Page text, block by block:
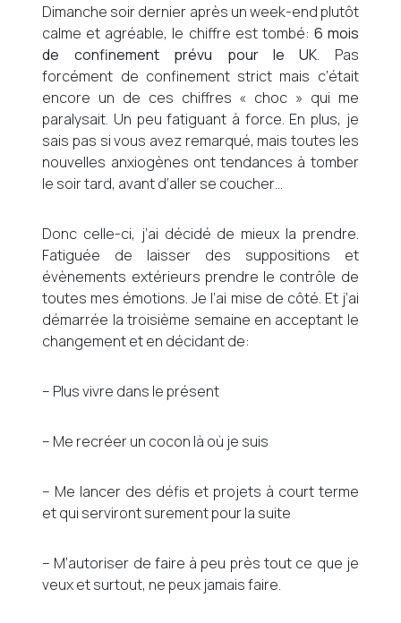
Dimanche soir dernier après un week-end plutôt
calme et agréable, le chiffre est tombé: 6 mois
de confinement prévu pour le UK. Pas
forcément de confinement strict mais c’était
encore un de ces chiffres « choc » qui me
paralysait. Un peu fatiguant à force. En plus, je
sais pas si vous avez remarqué, mais toutes les
nouvelles anxiogènes ont tendances à tomber
le soir tard, avant d’aller se coucher…
Donc celle-ci, j’ai décidé de mieux la prendre.
Fatiguée de laisser des suppositions et
évènements extérieurs prendre le contrôle de
toutes mes émotions. Je l’ai mise de côté. Et j’ai
démarrée la troisième semaine en acceptant le
changement et en décidant de:
– Plus vivre dans le présent
– Me recréer un cocon là où je suis
– Me lancer des défis et projets à court terme
et qui serviront surement pour la suite
– M’autoriser de faire à peu près tout ce que je
veux et surtout, ne peux jamais faire.